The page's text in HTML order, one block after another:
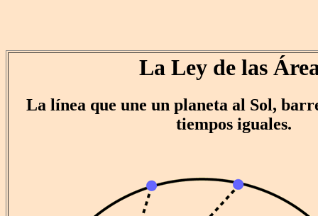
La Ley de las
La línea que une un planeta al Sol,
tiempos iguales.